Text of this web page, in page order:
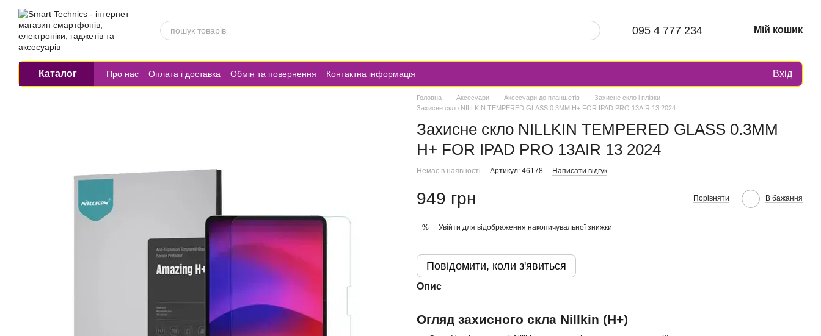
Перейти до основного контенту
095 4 777 234 Мій кошик
Каталог Про нас Оплата і доставка Обмін та повернення Контактна інформація Вхід
Головна Аксесуари Аксесуари до планшетів
Захисне скло і плівки
Захисне скло NILLKIN TEMPERED GLASS 0.3MM H+ FOR IPAD PRO 13AIR 13 2024
Захисне скло NILLKIN TEMPERED GLASS 0.3MM
H+ FOR IPAD PRO 13AIR 13 2024
Немає в наявності Артикул: 46178 Написати відгук
949 грн Порівняти В бажання
% Увійти для відображення накопичувальної знижки
Повідомити, коли з'явиться
Опис
Огляд захисного скла Nillkin (H+)